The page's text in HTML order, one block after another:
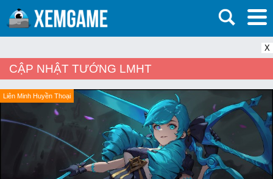
X
CẬP NHẬT TƯỚNG LMHT
Liên Minh Huyền Thoại